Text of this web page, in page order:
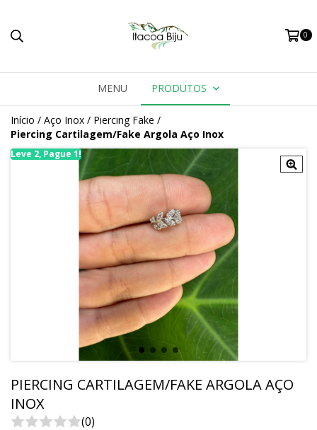
0
MENU PRODUTOS
Início / Aço Inox / Piercing Fake /
Piercing Cartilagem/Fake Argola Aço Inox
Leve 2, Pague 1!
PIERCING CARTILAGEM/FAKE ARGOLA AÇO
INOX
(0)